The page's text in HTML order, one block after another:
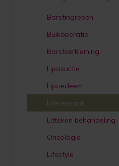
Borstingrepen
Buikoperatie
Borstverkleining
Liposuctie
Lipoedeem
Interessant
Litteken behandeling
Oncologie
Lifestyle